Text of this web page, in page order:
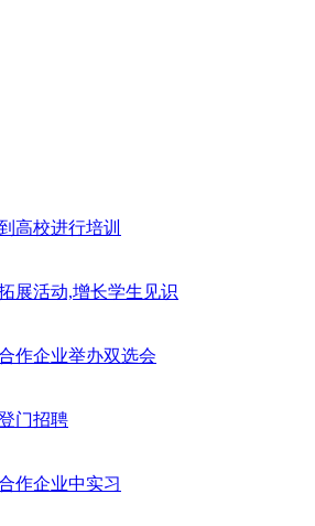
高校进行培训
展活动,增长学生见识
作企业举办双选会
门招聘
作企业中实习